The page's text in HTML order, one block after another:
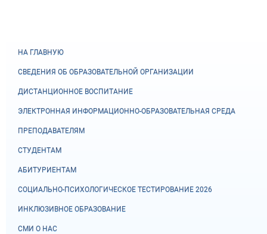
НА ГЛАВНУЮ
СВЕДЕНИЯ ОБ ОБРАЗОВАТЕЛЬНОЙ ОРГАНИЗАЦИИ
ДИСТАНЦИОННОЕ ВОСПИТАНИЕ
ЭЛЕКТРОННАЯ ИНФОРМАЦИОННО-ОБРАЗОВАТЕЛЬНАЯ СРЕДА
ПРЕПОДАВАТЕЛЯМ
СТУДЕНТАМ
АБИТУРИЕНТАМ
СОЦИАЛЬНО-ПСИХОЛОГИЧЕСКОЕ ТЕСТИРОВАНИЕ 2026
ИНКЛЮЗИВНОЕ ОБРАЗОВАНИЕ
СМИ О НАС